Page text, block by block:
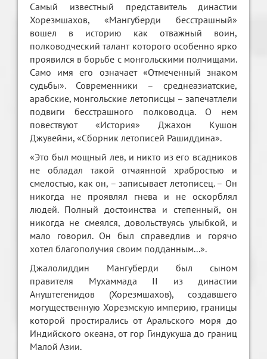
Самый известный представитель династии
Хорезмшахов, «Мангуберди бесстрашный»
вошел в историю как отважный воин,
полководческий талант которого особенно ярко
проявился в борьбе с монгольскими полчищами.
Само имя его означает «Отмеченный знаком
судьбы». Современники – среднеазиатские,
арабские, монгольские летописцы – запечатлели
подвиги бесстрашного полководца. О нем
повествуют «История» Джахон Кушон
Джувейни, «Сборник летописей Рашиддина».
«Это был мощный лев, и никто из его всадников
не обладал такой отчаянной храбростью и
смелостью, как он, – записывает летописец. – Он
никогда не проявлял гнева и не оскорблял
людей. Полный достоинства и степенный, он
никогда не смеялся, довольствуясь улыбкой, и
мало говорил. Он был справедлив и горячо
хотел благополучия своим подданным...».
Джалолиддин Мангуберди был сыном
правителя Мухаммада II из династии
Ануштегенидов (Хорезмшахов), создавшего
могущественную Хорезмскую империю, границы
которой простирались от Аральского моря до
Индийского океана, от гор Гиндукуша до границ
Малой Азии.